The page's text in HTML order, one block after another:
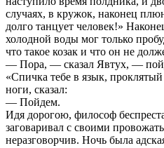
случаях, в кружок, наконец
долго танцует человек!»
холодной воды мог только
что такое козак и что он не
— Пора, — сказал Явтух, —
«Спичка тебе в язык,
ноги, сказал:
— Пойдем.
Идя дорогою, философ
заговаривал с своими
неразговорчив. Ночь была